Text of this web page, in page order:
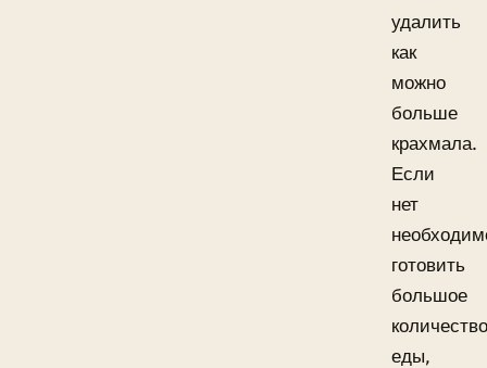
удалить
как
можно
больше
крахмала.
Если
нет
готовить
большое
количество
еды,